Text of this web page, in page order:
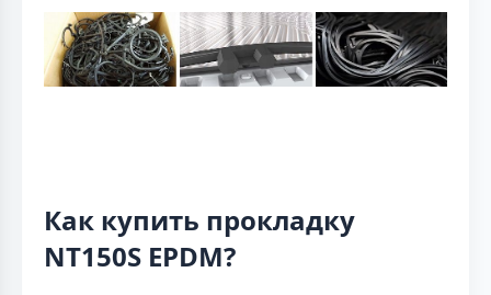
Как купить прокладку
NT150S EPDM?